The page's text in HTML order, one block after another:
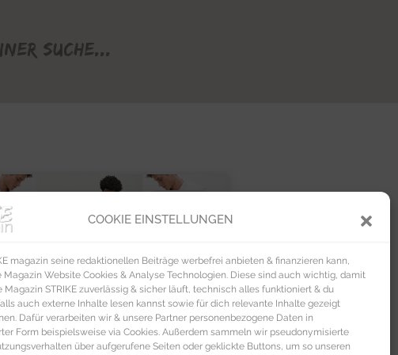
COOKIE EINSTELLUNGEN
magazin seine redaktionellen Beiträge werbefrei anbieten & finanzieren kann,
Magazin Website Cookies & Analyse Technologien. Diese sind auch wichtig, damit
Magazin STRIKE zuverlässig & sicher läuft, technisch alles funktioniert & du
auch externe Inhalte lesen kannst sowie für dich relevante Inhalte gezeigt
Dafür verarbeiten wir & unsere Partner personenbezogene Daten in
Form beispielsweise via Cookies. Außerdem sammeln wir pseudonymisierte
über aufgerufene Seiten oder geklickte Buttons, um so unseren
Suche...